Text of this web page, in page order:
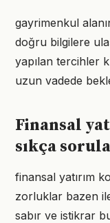
gayrimenkul
doğru bilgilere
yapılan tercihler
uzun vadede
Finansal
sıkça
finansal yatırım
zorluklar bazen
sabır ve istikrar